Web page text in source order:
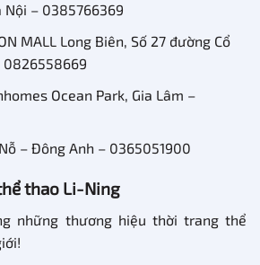
Nội – 0385766369
MALL Long Biên, Số 27 đường Cổ
0826558669
Ocean Park, Gia Lâm –
– Đông Anh – 0365051900
thao Li-Ning
những thương hiệu thời trang thể